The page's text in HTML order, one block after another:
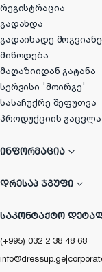
რეგისტრაცია
გადახდა
გადაიხადე
მიწოდება
მაღაზიიდან გატანა
სერვისი 'მოირგე'
სასაჩუქრე შეფუთვა
პროდუქციის
ᲘᲜᲤᲝᲠᲛᲐᲪᲘᲐ
ᲓᲠᲔᲡᲐᲞ ᲯᲒᲣᲤᲘ
ᲡᲐᲙᲝᲜᲢᲐᲥᲢᲝ
(+995) 032 2 38 48 68
info@dressup.ge|